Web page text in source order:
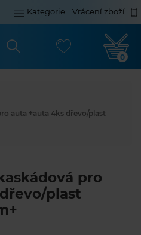
Kategorie Vrácení zboží
0
auta +auta 4ks dřevo/plast
pro
plast